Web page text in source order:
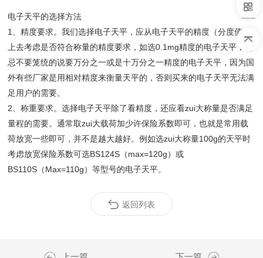
电子天平的选择方法
1、精度要求。我们选择电子天平，应从电子天平的精度（分度值）
上去考虑是否符合称量的精度要求，如选0.1mg精度的电子天平，切
忌不要笼统的说要万分之一或是十万分之一精度的电子天平，因为国
外有些厂家是用相对精度来衡量天平的，否则买来的电子天平无法满
足用户的需要。
2、称重要求。选择电子天平除了看精度，还应看zui大称量是否满足
量程的需要。通常取zui大载荷加少许保险系数即可，也就是常用载
荷放宽一些即可，并不是越大越好。例如选zui大称量100g的天平时
考虑放宽保险系数可选BS124S（max=120g）或
BS110S（Max=110g）等型号的电子天平。
返回列表